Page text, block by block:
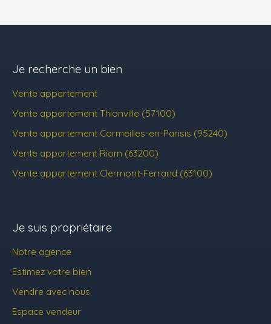
Je recherche un bien
Vente appartement
Vente appartement Thionville (57100)
Vente appartement Cormeilles-en-Parisis (95240)
Vente appartement Riom (63200)
Vente appartement Clermont-Ferrand (63100)
Je suis propriétaire
Notre agence
Estimez votre bien
Vendre avec nous
Espace vendeur